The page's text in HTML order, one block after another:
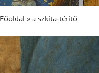
Főoldal » a szkíta-térítő